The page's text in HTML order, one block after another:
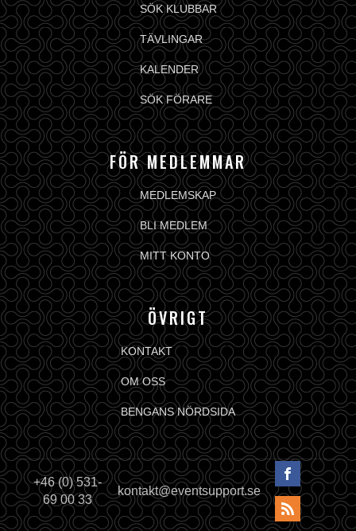
SÖK KLUBBAR
TÄVLINGAR
KALENDER
SÖK FÖRARE
FÖR MEDLEMMAR
MEDLEMSKAP
BLI MEDLEM
MITT KONTO
ÖVRIGT
KONTAKT
OM OSS
BENGANS NÖRDSIDA
+46 (0) 531-
69 00 33
kontakt@eventsupport.se